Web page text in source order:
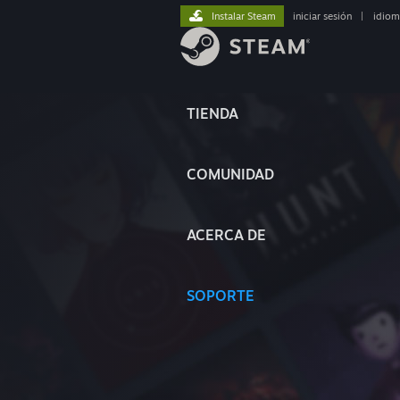
TIENDA
COMUNIDAD
ACERCA DE
SOPORTE
Instalar Steam iniciar sesión